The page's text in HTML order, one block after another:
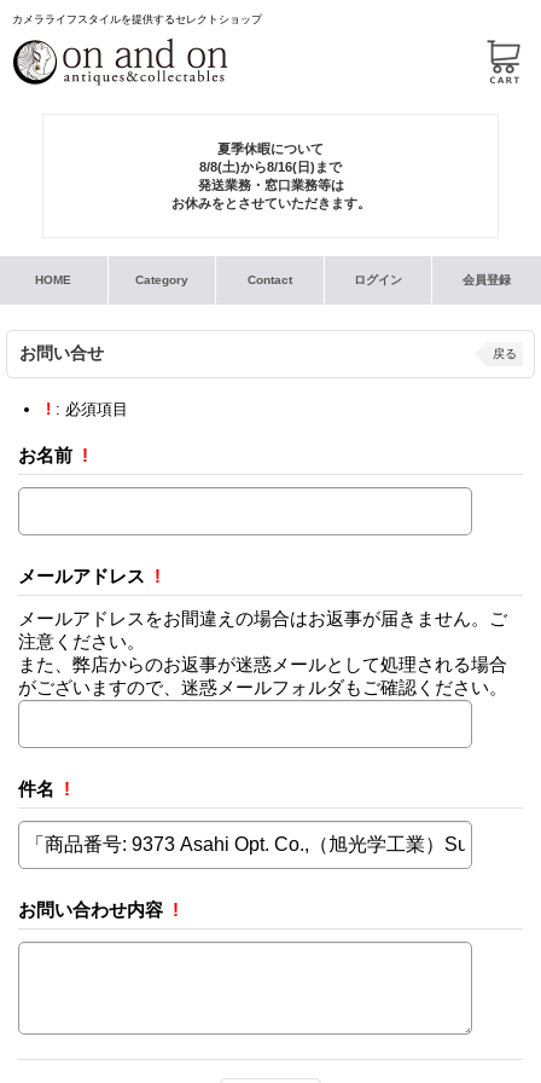
カメラライフスタイルを提供するセレクトショップ
夏季休暇について
8/8(土)から8/16(日)まで
発送業務・窓口業務等は
お休みをとさせていただきます。
HOME Category Contact ログイン 会員登録
お問い合せ 戻る
! : 必須項目
お名前 !
メールアドレス !
メールアドレスをお間違えの場合はお返事が届きません。ご
注意ください。
また、弊店からのお返事が迷惑メールとして処理される場合
がございますので、迷惑メールフォルダもご確認ください。
件名 !
お問い合わせ内容 !